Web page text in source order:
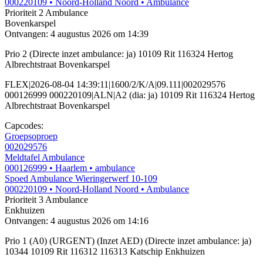
000220109 • Noord-Holland Noord • Ambulance
Prioriteit 2 Ambulance
Bovenkarspel
Ontvangen: 4 augustus 2026 om 14:39
Prio 2 (Directe inzet ambulance: ja) 10109 Rit 116324 Hertog
Albrechtstraat Bovenkarspel
FLEX|2026-08-04 14:39:11|1600/2/K/A|09.111|002029576
000126999 000220109|ALN|A2 (dia: ja) 10109 Rit 116324 Hertog
Albrechtstraat Bovenkarspel
Capcodes:
Groepsoproep
002029576
Meldtafel Ambulance
000126999 • Haarlem • ambulance
Spoed Ambulance Wieringerwerf 10-109
000220109 • Noord-Holland Noord • Ambulance
Prioriteit 3 Ambulance
Enkhuizen
Ontvangen: 4 augustus 2026 om 14:16
Prio 1 (A0) (URGENT) (Inzet AED) (Directe inzet ambulance: ja)
10344 10109 Rit 116312 116313 Katschip Enkhuizen